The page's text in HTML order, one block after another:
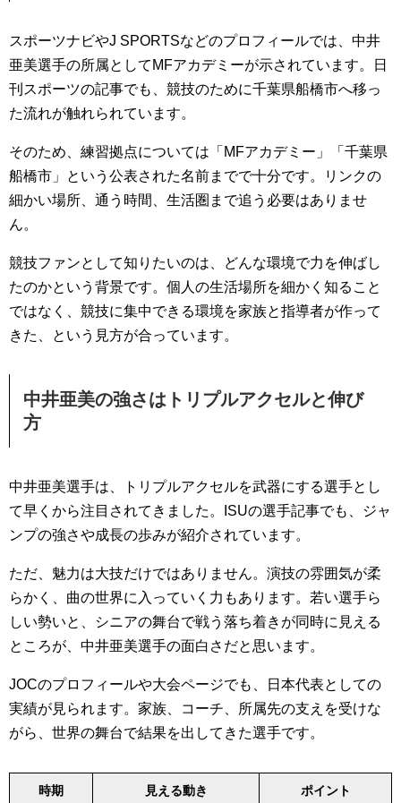
スポーツナビやJ SPORTSなどのプロフィールでは、中井
亜美選手の所属としてMFアカデミーが示されています。日
刊スポーツの記事でも、競技のために千葉県船橋市へ移っ
た流れが触れられています。
そのため、練習拠点については「MFアカデミー」「千葉県
船橋市」という公表された名前までで十分です。リンクの
細かい場所、通う時間、生活圏まで追う必要はありませ
ん。
競技ファンとして知りたいのは、どんな環境で力を伸ばし
たのかという背景です。個人の生活場所を細かく知ること
ではなく、競技に集中できる環境を家族と指導者が作って
きた、という見方が合っています。
中井亜美の強さはトリプルアクセルと伸び
方
中井亜美選手は、トリプルアクセルを武器にする選手とし
て早くから注目されてきました。ISUの選手記事でも、ジャ
ンプの強さや成長の歩みが紹介されています。
ただ、魅力は大技だけではありません。演技の雰囲気が柔
らかく、曲の世界に入っていく力もあります。若い選手ら
しい勢いと、シニアの舞台で戦う落ち着きが同時に見える
ところが、中井亜美選手の面白さだと思います。
JOCのプロフィールや大会ページでも、日本代表としての
実績が見られます。家族、コーチ、所属先の支えを受けな
がら、世界の舞台で結果を出してきた選手です。
時期 見える動き ポイント